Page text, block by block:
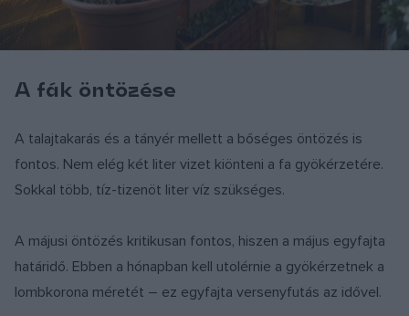
A fák öntözése
A talajtakarás és a tányér mellett a bőséges öntözés is
fontos. Nem elég két liter vizet kiönteni a fa gyökérzetére.
Sokkal több, tíz-tizenöt liter víz szükséges.
A májusi öntözés kritikusan fontos, hiszen a május egyfajta
határidő. Ebben a hónapban kell utolérnie a gyökérzetnek a
lombkorona méretét – ez egyfajta versenyfutás az idővel.